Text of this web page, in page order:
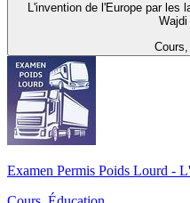
L'invention de l'Europe par les
Wajdi
Examen Permis Poids Lourd -